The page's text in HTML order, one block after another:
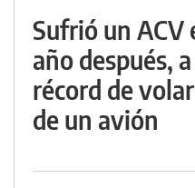
Sufrió un ACV
año después,
récord de
de un avión